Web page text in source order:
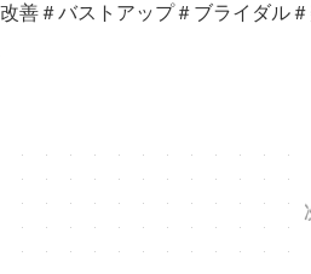
善＃バストアップ＃ブライダル